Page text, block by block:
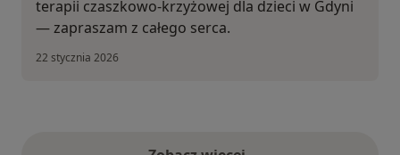
terapii czaszkowo-krzyżowej dla dzieci w Gdyni
— zapraszam z całego serca.
22 stycznia 2026